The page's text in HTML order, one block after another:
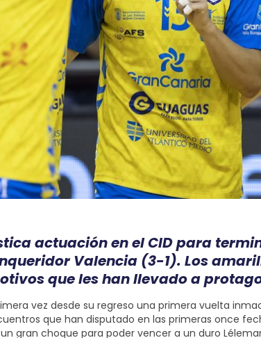
actuación en el CID para
Valencia (3-1). Los
que les han llevado a
vez desde su regreso una primera vuelta
que han disputado en las primeras once
gran choque para poder vencer a un duro